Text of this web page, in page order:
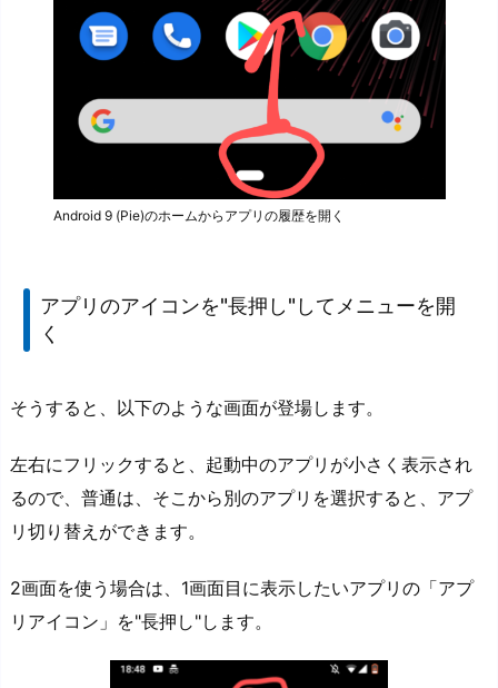
Android 9 (Pie)のホームからアプリの履歴を開く
アプリのアイコンを"長押し"してメニューを開
く
そうすると、以下のような画面が登場します。
左右にフリックすると、起動中のアプリが小さく表示され
るので、普通は、そこから別のアプリを選択すると、アプ
リ切り替えができます。
2画面を使う場合は、1画面目に表示したいアプリの「アプ
リアイコン」を"長押し"します。